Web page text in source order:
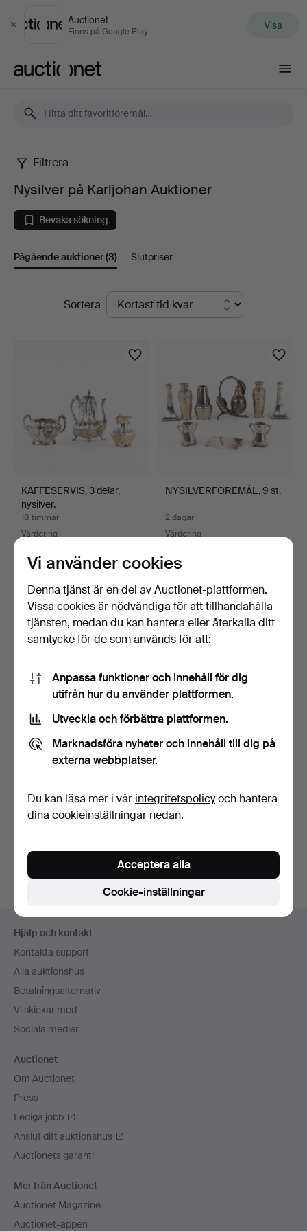
Stäng
Auctionet
Finns på Google Play Visa
Nysilver
på
Karljohan
Auktioner
Filtrera
Nysilver på Karljohan Auktioner
Bevaka sökning
Pågående auktioner(3) Slutpriser
PågåendeSortera
KAFFESERVIS, 3 delar,
nysilver.
18 timmar
Värdering
NYSILVERFÖREMÅL, 9 st.
2 dagar
Värdering
BESTICKSERVIS, 94 delar,
"Spets", nysilver.
6 dagar
Bevaka sökning
Sidfotsnavigation
Hjälp och kontakt
Kontakta support
Alla auktionshus
Betalningsalternativ
Vi skickar med
Sociala medier
Auctionet
Om Auctionet
Press
Lediga jobb
Anslut ditt auktionshus
Auctionets garanti
Mer från Auctionet
Auctionet Magazine
Auctionet-appen
Vi använder cookies
Denna tjänst är en del av Auctionet-plattformen.
Vissa cookies är nödvändiga för att tillhandahålla
tjänsten, medan du kan hantera eller återkalla ditt
samtycke för de som används för att:
Anpassa funktioner och innehåll för dig
utifrån hur du använder plattformen.
Utveckla och förbättra plattformen.
Marknadsföra nyheter och innehåll till dig på
externa webbplatser.
Du kan läsa mer i vår integritetspolicyoch hantera
dina cookieinställningar nedan.
Cookie-inställningar
Acceptera alla